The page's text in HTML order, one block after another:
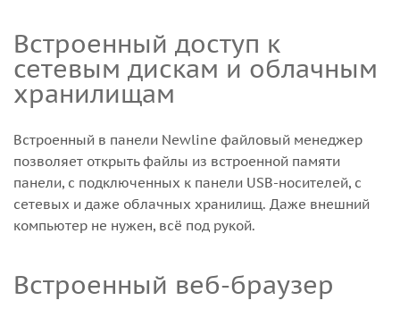
Встроенный доступ к
сетевым дискам и облачным
хранилищам
Встроенный в панели Newline файловый менеджер
позволяет открыть файлы из встроенной памяти
панели, с подключенных к панели USB-носителей, с
сетевых и даже облачных хранилищ. Даже внешний
компьютер не нужен, всё под рукой.
Встроенный веб-браузер